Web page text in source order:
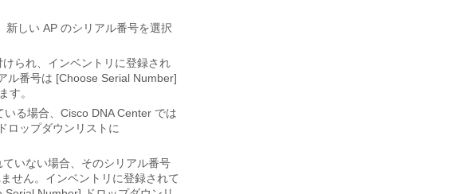
しい AP のシリアル番号を選択
られ、インベントリに登録され
ル番号は [Choose Serial Number]
す。
る場合、 Cisco DNA Center では
ロップダウンリストに
いない場合、そのシリアル番号
せん。 インベントリに登録されて